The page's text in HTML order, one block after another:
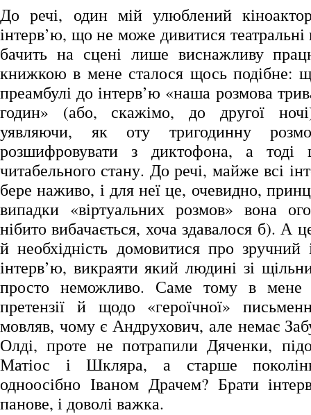
До речі, один мій улюблений
інтерв’ю, що не може дивитися театральні
бачить на сцені лише виснажливу
книжкою в мене сталося щось подібне:
преамбулі до інтерв’ю «наша розмова
годин» (або, скажімо, до другої
уявляючи, як оту тригодинну
розшифровувати з диктофона, а
читабельного стану. До речі, майже всі
бере наживо, і для неї це, очевидно,
випадки «віртуальних розмов» вона
нібито вибачається, хоча здавалося б). А
й необхідність домовитися про
інтерв’ю, викраяти який людині зі
просто неможливо. Саме тому в
претензії й щодо «героїчної»
мовляв, чому є Андрухович, але немає
Олді, проте не потрапили Дяченки,
Матіос і Шкляра, а старше
одноосібно Іваном Драчем? Брати
панове, і доволі важка.